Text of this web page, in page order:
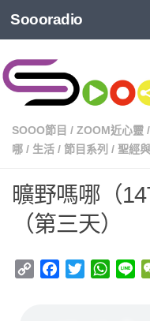
Soooradio
SOOO節目 / ZOOM近心靈 /
哪 / 生活 / 節目系列 / 聖經
曠野嗎哪（
（第三天）
Copy
Facebook
Twitter